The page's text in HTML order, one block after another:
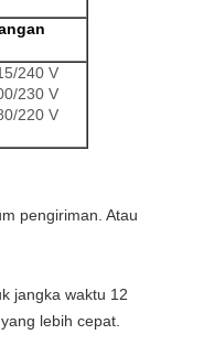
240 V
230 V
220 V
pengiriman. Atau
jangka waktu 12
lebih cepat.